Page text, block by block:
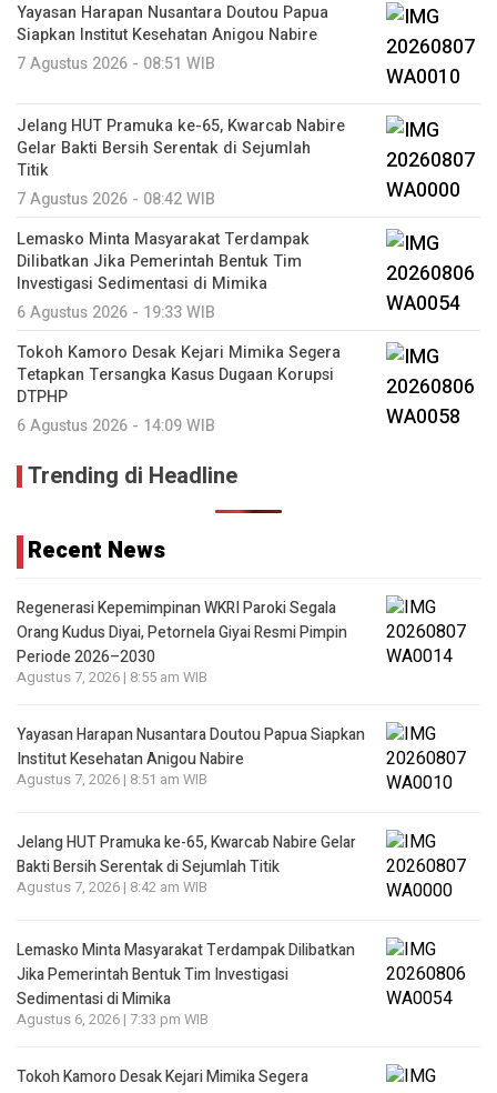
Yayasan Harapan Nusantara Doutou Papua
Siapkan Institut Kesehatan Anigou Nabire
7 Agustus 2026 - 08:51 WIB
Jelang HUT Pramuka ke-65, Kwarcab Nabire
Gelar Bakti Bersih Serentak di Sejumlah
Titik
7 Agustus 2026 - 08:42 WIB
Lemasko Minta Masyarakat Terdampak
Dilibatkan Jika Pemerintah Bentuk Tim
Investigasi Sedimentasi di Mimika
6 Agustus 2026 - 19:33 WIB
Tokoh Kamoro Desak Kejari Mimika Segera
Tetapkan Tersangka Kasus Dugaan Korupsi
DTPHP
6 Agustus 2026 - 14:09 WIB
Trending di Headline
Recent News
Regenerasi Kepemimpinan WKRI Paroki Segala
Orang Kudus Diyai, Petornela Giyai Resmi Pimpin
Periode 2026–2030
Agustus 7, 2026 | 8:55 am WIB
Yayasan Harapan Nusantara Doutou Papua Siapkan
Institut Kesehatan Anigou Nabire
Agustus 7, 2026 | 8:51 am WIB
Jelang HUT Pramuka ke-65, Kwarcab Nabire Gelar
Bakti Bersih Serentak di Sejumlah Titik
Agustus 7, 2026 | 8:42 am WIB
Lemasko Minta Masyarakat Terdampak Dilibatkan
Jika Pemerintah Bentuk Tim Investigasi
Sedimentasi di Mimika
Agustus 6, 2026 | 7:33 pm WIB
Tokoh Kamoro Desak Kejari Mimika Segera